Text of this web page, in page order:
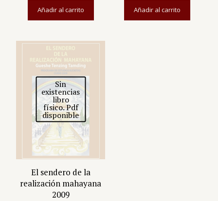
Añadir al carrito Añadir al carrito
Sin
existencias
libro
físico. Pdf
disponible
El sendero de la
realización mahayana
2009